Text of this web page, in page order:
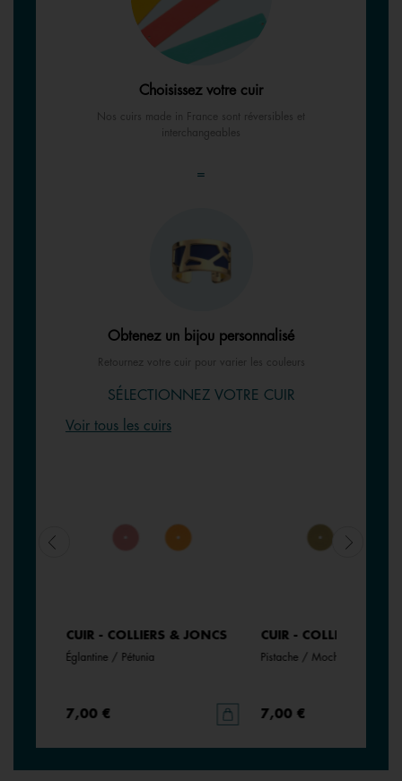
Choisissez votre cuir
Nos cuirs made in France sont réversibles et
interchangeables
=
Obtenez un bijou personnalisé
Retournez votre cuir pour varier les couleurs
SÉLECTIONNEZ VOTRE CUIR
Voir tous les cuirs
CUIR - COLLIERS & JONCS
Églantine / Pétunia
7,00 €
CUIR - COLLIERS &
Pistache / Mochaccino
7,00 €